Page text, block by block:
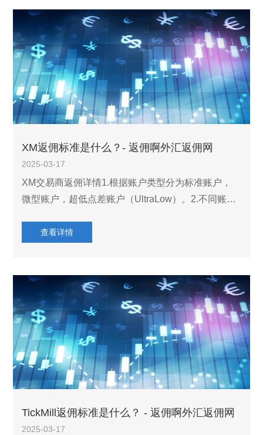
XM返佣标准是什么？- 返佣啊外汇返佣网
2025-03-17
XM交易商返佣详情1.根据账户类型分为标准账户，
微型账户，超低点差账户（UltraLow）。2.不同账户
不一样的，以平台实际更新金额为准。XM账户类型
查看详情
TickMill返佣标准是什么？ - 返佣啊外汇返佣网
2025-03-17